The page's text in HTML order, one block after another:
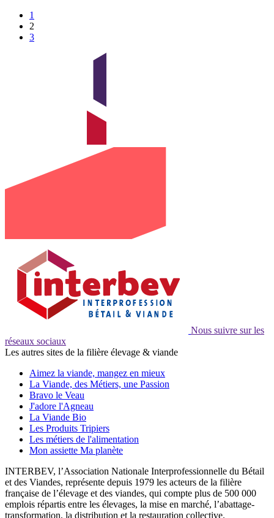
1
2
3
Nous suivre sur les
réseaux sociaux
Les autres sites de la filière élevage & viande
Aimez la viande, mangez en mieux
La Viande, des Métiers, une Passion
Bravo le Veau
J'adore l'Agneau
La Viande Bio
Les Produits Tripiers
Les métiers de l'alimentation
Mon assiette Ma planète
INTERBEV, l’Association Nationale Interprofessionnelle du Bétail
et des Viandes, représente depuis 1979 les acteurs de la filière
française de l’élevage et des viandes, qui compte plus de 500 000
emplois répartis entre les élevages, la mise en marché, l’abattage-
transformation, la distribution et la restauration collective.